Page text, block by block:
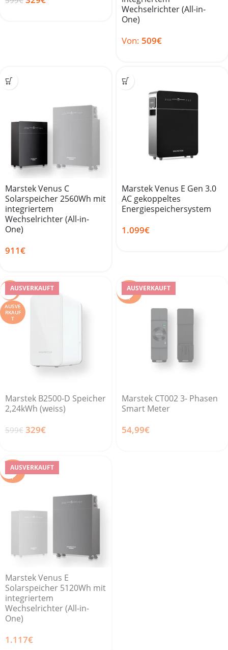
Wechselrichter (All-in-
One)
Von: 509€
Marstek Venus C
Solarspeicher 2560Wh mit
integriertem
Wechselrichter (All-in-
One)
911€
Marstek Venus E Gen 3.0
AC gekoppeltes
Energiespeichersystem
1.099€
AUSVERKAUFT
SALE
AUSVE
RKAUF
T
Marstek B2500-D Speicher
2,24kWh (weiss)
599€ 329€
AUSVERKAUFT
AUSVE
RKAUF
T
Marstek CT002 3- Phasen
Smart Meter
54,99€
AUSVERKAUFT
AUSVE
RKAUF
T
Marstek Venus E
Solarspeicher 5120Wh mit
integriertem
Wechselrichter (All-in-
One)
1.117€